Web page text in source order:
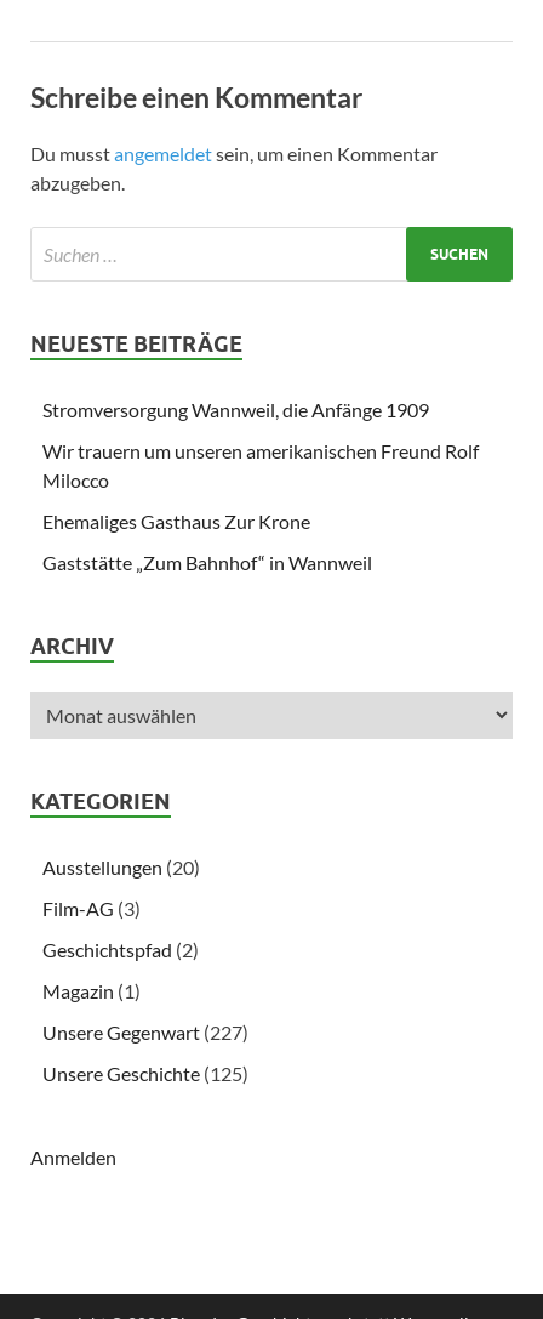
Schreibe einen Kommentar
Du musstangemeldetsein, um einen Kommentar
abzugeben.
NEUESTE BEITRÄGE
Stromversorgung Wannweil, die Anfänge 1909
Wir trauern um unseren amerikanischen Freund Rolf
Milocco
Ehemaliges Gasthaus Zur Krone
Gaststätte „Zum Bahnhof“ in Wannweil
ARCHIV
KATEGORIEN
Ausstellungen (20)
Film-AG (3)
Geschichtspfad (2)
Magazin (1)
Unsere Gegenwart (227)
Unsere Geschichte (125)
Anmelden